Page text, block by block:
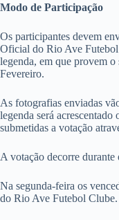
Modo de Participação
Os participantes devem
Oficial do Rio Ave
legenda, em que provem
Fevereiro.
As fotografias enviadas
legenda será
submetidas a votação
A votação decorre
Na segunda-feira os
do Rio Ave Futebol Clube.